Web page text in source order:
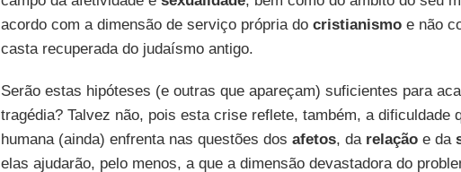
acordo com a dimensão de serviço própria do cristianismoe não
casta recuperada do judaísmo antigo.
Serão estas hipóteses (e outras que apareçam) suficientes para
tragédia? Talvez não, pois esta crise reflete, também, a dificuldade
humana (ainda) enfrenta nas questões dos afetos, darelação e da
elas ajudarão, pelo menos, a que a dimensão devastadora do